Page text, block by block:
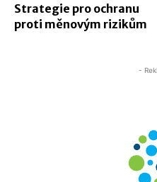
Strategie pro ochranu
proti měnovým rizikům
-